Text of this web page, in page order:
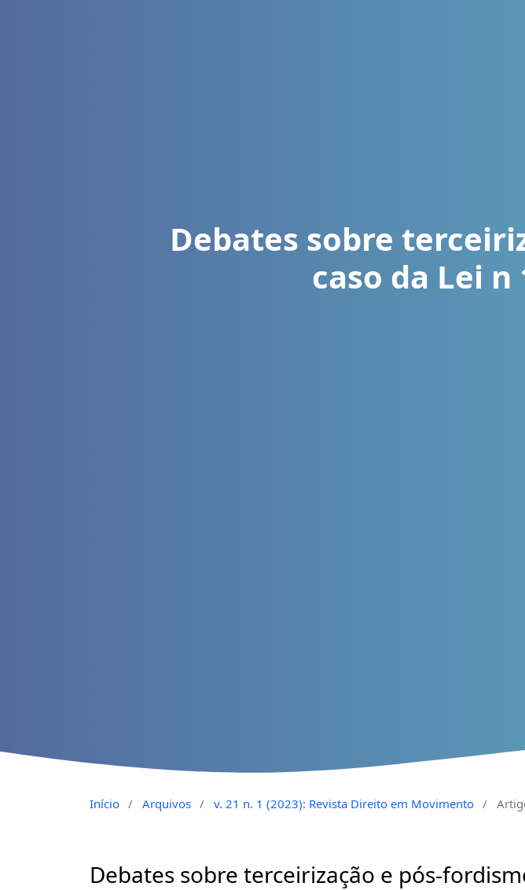
Debates sobre
caso da Lei n
Início / Arquivos / v. 21 n. 1 (2023): Revista Direito em Movimento /
Debates sobre terceirização e pós-